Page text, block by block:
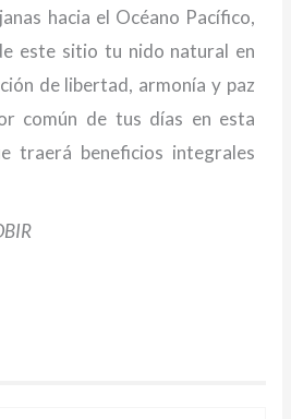
hacia el Océano Pacífico,
este sitio tu nido natural en
de libertad, armonía y paz
común de tus días en esta
traerá beneficios integrales